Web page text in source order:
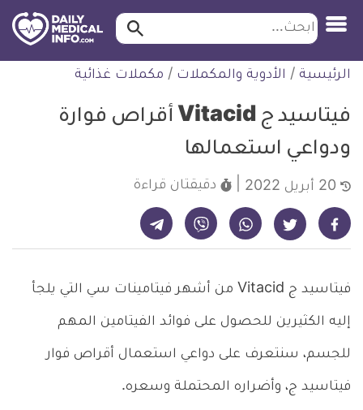
التخطي
للمحتوى
طبية
ابحث ابحث…
الرئيسية / الأدوية والمكملات / مكملات غذائية
فيتاسيد ج Vitacid أقراص فوارة
ودواعي استعمالها
دقيقتان قراءة
شارك على فيسبوك - ديلي ميديكال انفو شارك على تويتر - ديلي ميديكال انفو شارك على واتساب - ديلي ميديكال انفو شارك على فايبر - ديلي ميديكال انفو شارك على تيليجرام - ديلي ميديكال انفو
فيتاسيد ج Vitacid من أشهر فيتامينات سي التي يلجأ
إليه الكثيرين للحصول على فوائد الفيتامين المهم
للجسم، سنتعرف على دواعي استعمال أقراص فوار
فيتاسيد ج، وأضراره المحتملة وسعره.